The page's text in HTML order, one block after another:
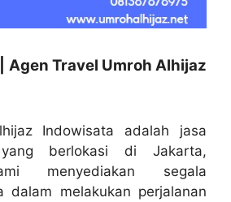
Agen Travel Umroh Alhijaz
Indowisata adalah jasa
berlokasi di Jakarta,
menyediakan segala
dalam melakukan perjalanan